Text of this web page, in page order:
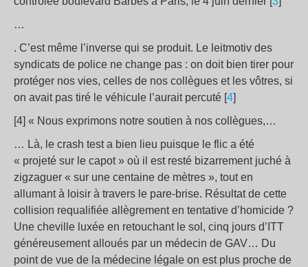
…
. C’est même l’inverse qui se produit. Le leitmotiv des
syndicats de police ne change pas : on doit bien tirer pour
protéger nos vies, celles de nos collègues et les vôtres, si
on avait pas tiré le véhicule l’aurait percuté [4]
[4] « Nous exprimons notre soutien à nos collègues,…
… Là, le crash test a bien lieu puisque le flic a été
« projeté sur le capot » où il est resté bizarrement juché à
zigzaguer « sur une centaine de mètres », tout en
allumant à loisir à travers le pare-brise. Résultat de cette
collision requalifiée allègrement en tentative d’homicide ?
Une cheville luxée en retouchant le sol, cinq jours d’ITT
généreusement alloués par un médecin de GAV… Du
point de vue de la médecine légale on est plus proche de